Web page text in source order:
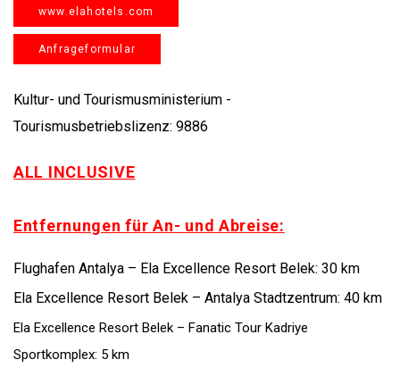
www.elahotels.com
Anfrageformular
Kultur- und Tourismusministerium -
Tourismusbetriebslizenz: 9886
ALL INCLUSIVE
Entfernungen für An- und Abreise:
Flughafen Antalya – Ela Excellence Resort Belek: 30 km
Ela Excellence Resort Belek – Antalya Stadtzentrum: 40 km
Ela Excellence Resort Belek – Fanatic Tour Kadriye
Sportkomplex: 5 km